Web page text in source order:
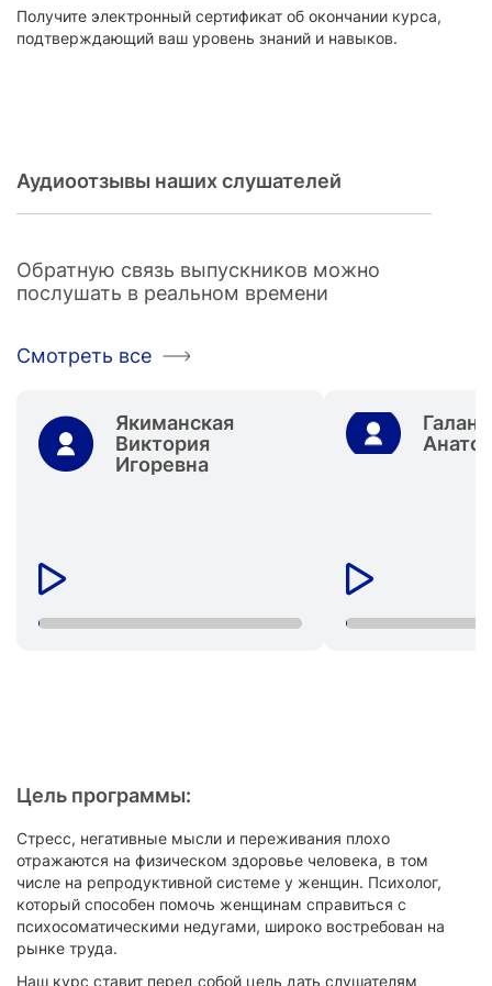
Получите электронный сертификат об окончании курса,
подтверждающий ваш уровень знаний и навыков.
Аудиоотзывы наших слушателей
Обратную связь выпускников можно
послушать в реальном времени
Смотреть все
Якиманская
Виктория
Игоревна
Цель программы:
Стресс, негативные мысли и переживания плохо
отражаются на физическом здоровье человека, в том
числе на репродуктивной системе у женщин. Психолог,
который способен помочь женщинам справиться с
психосоматическими недугами, широко востребован на
рынке труда.
Наш курс ставит перед собой цель дать слушателям